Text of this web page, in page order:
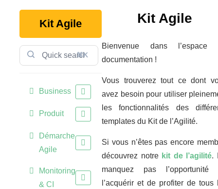
Kit Agile
⌘K
Business
Produit
Démarche
Agile
Monitoring
& CI
Kit Agile
Bienvenue dans l’espace
documentation !
Vous trouverez tout ce dont
avez besoin pour utiliser
les fonctionnalités des
templates du Kit de l’Agilité.
Si vous n’êtes pas encore
découvrez notre kit de l’agilité.
manquez pas l’opportunité
l’acquérir et de profiter de tous